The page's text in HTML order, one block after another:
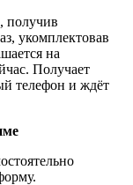
получив
укомплектовав
на
Получает
телефон и ждёт